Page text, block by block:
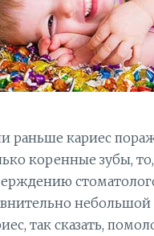
раньше кариес
коренные зубы,
небольшой
так сказать,